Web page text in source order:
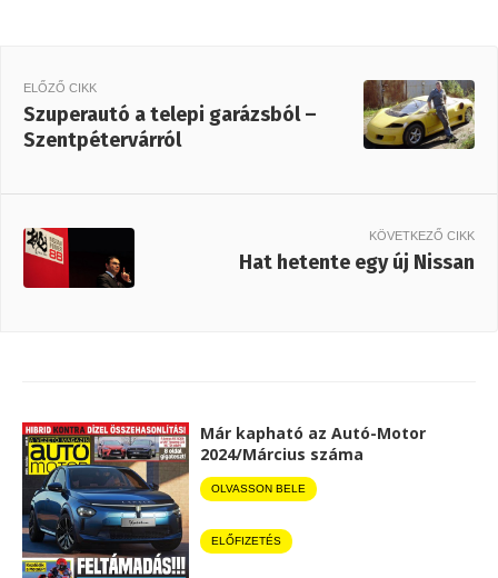
ELŐZŐ CIKK
Szuperautó a telepi garázsból –
Szentpétervárról
KÖVETKEZŐ CIKK
Hat hetente egy új Nissan
Már kapható az Autó-Motor
2024/Március száma
OLVASSON BELE
ELŐFIZETÉS